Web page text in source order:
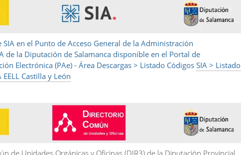
en el Punto de Acceso General de la Administración
de la Diputación de Salamanca disponible en el Portal de
Electrónica (PAe) - Área Descargas > Listado CódigosSIA > Listado
EELL Castilla y León